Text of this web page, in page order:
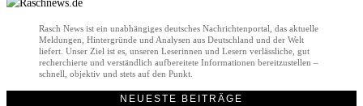
Rasch News ist ein unabhängiges deutsches Nachrichtenportal, das aktuelle
Meldungen, Hintergründe und Analysen aus Deutschland und der Welt
liefert. Unser Ziel ist es, unseren Leserinnen und Lesern verlässliche, gut
recherchierte und verständlich aufbereitete Informationen bereitzustellen –
schnell, objektiv und stets auf den Punkt.
NEUESTE BEITRÄGE